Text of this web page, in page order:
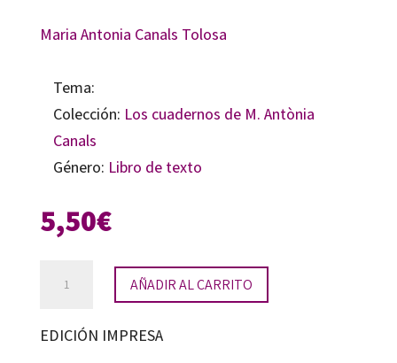
Maria Antonia Canals Tolosa
Tema:
Colección: Los cuadernos de M. Antònia
Canals
Género: Libro de texto
5,50€
Matemáticas.
11
AÑADIR AL CARRITO
EDICIÓN IMPRESA